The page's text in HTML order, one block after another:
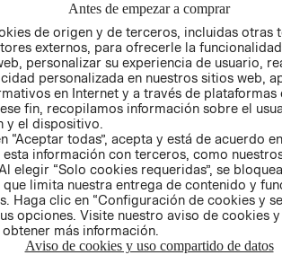
AVISO DE
COOKIES
LIBRO DE
Antes de empezar a comprar
de origen y de terceros, incluidas otras
externos, para ofrecerle la
personalizar su experiencia de usuario,
personalizada en nuestros sitios web,
en Internet y a través de plataformas
fin, recopilamos información sobre el
y el dispositivo.
“Aceptar todas”, acepta y está de acuerdo
información con terceros, como
elegir “Solo cookies requeridas”, se
limita nuestra entrega de contenido y
Haga clic en “Configuración de cookies y
opciones. Visite nuestro aviso de cookies
más información.
Aviso de cookies y uso compartido de datos